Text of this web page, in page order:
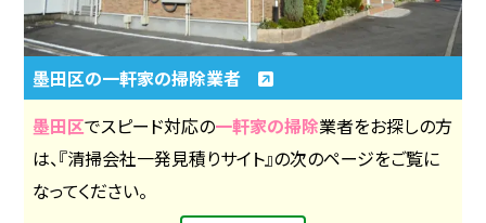
墨田区の一軒家の掃除業者
墨田区でスピード対応の一軒家の掃除業者をお探しの方
は、『清掃会社一発見積りサイト』の次のページをご覧に
なってください。